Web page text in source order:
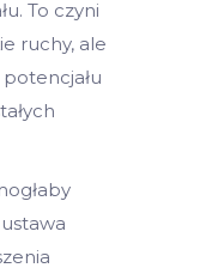
To czyni
ruchy, ale